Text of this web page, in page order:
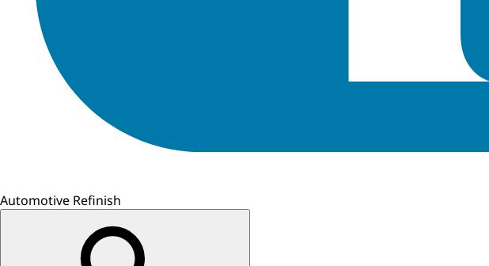
Automotive Refinish